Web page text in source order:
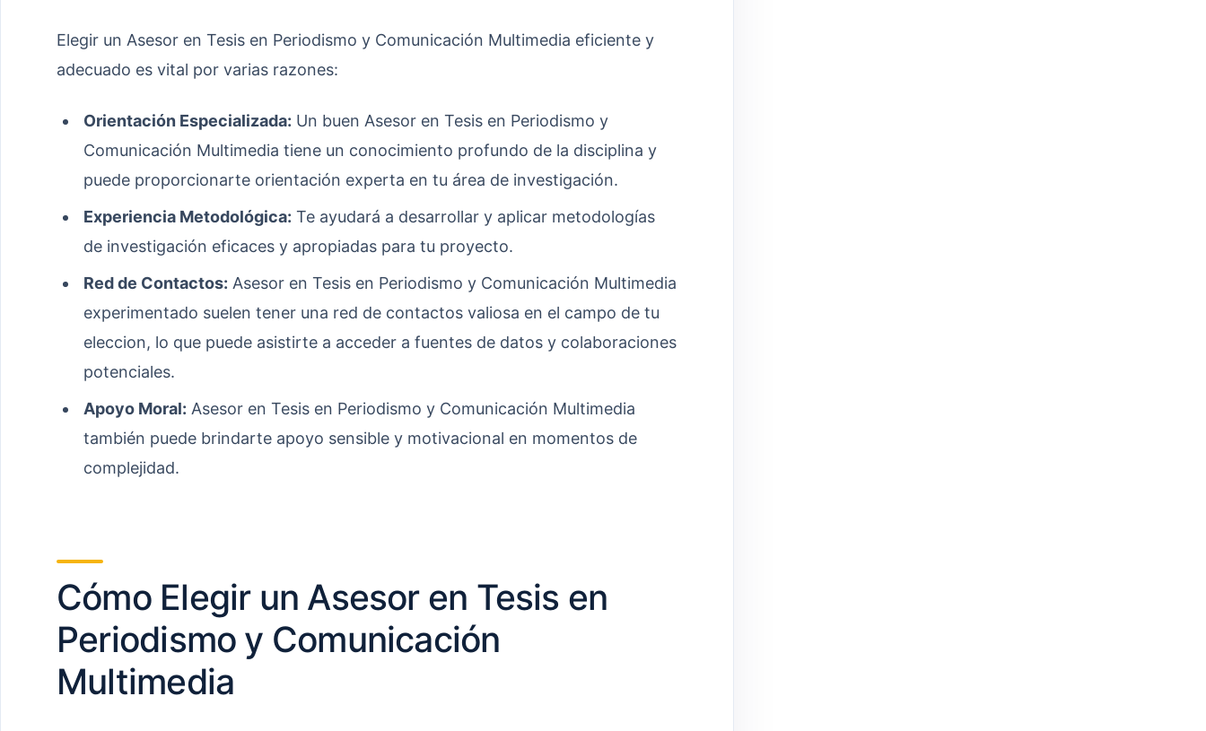
Elegir un Asesor en Tesis en Periodismo y Comunicación Multimedia eficiente y
adecuado es vital por varias razones:
Orientación Especializada: Un buen Asesor en Tesis en Periodismo y
Comunicación Multimedia tiene un conocimiento profundo de la disciplina y
puede proporcionarte orientación experta en tu área de investigación.
Experiencia Metodológica: Te ayudará a desarrollar y aplicar metodologías
de investigación eficaces y apropiadas para tu proyecto.
Red de Contactos: Asesor en Tesis en Periodismo y Comunicación Multimedia
experimentado suelen tener una red de contactos valiosa en el campo de tu
eleccion, lo que puede asistirte a acceder a fuentes de datos y colaboraciones
potenciales.
Apoyo Moral: Asesor en Tesis en Periodismo y Comunicación Multimedia
también puede brindarte apoyo sensible y motivacional en momentos de
complejidad.
Cómo Elegir un Asesor en Tesis en
Periodismo y Comunicación
Multimedia